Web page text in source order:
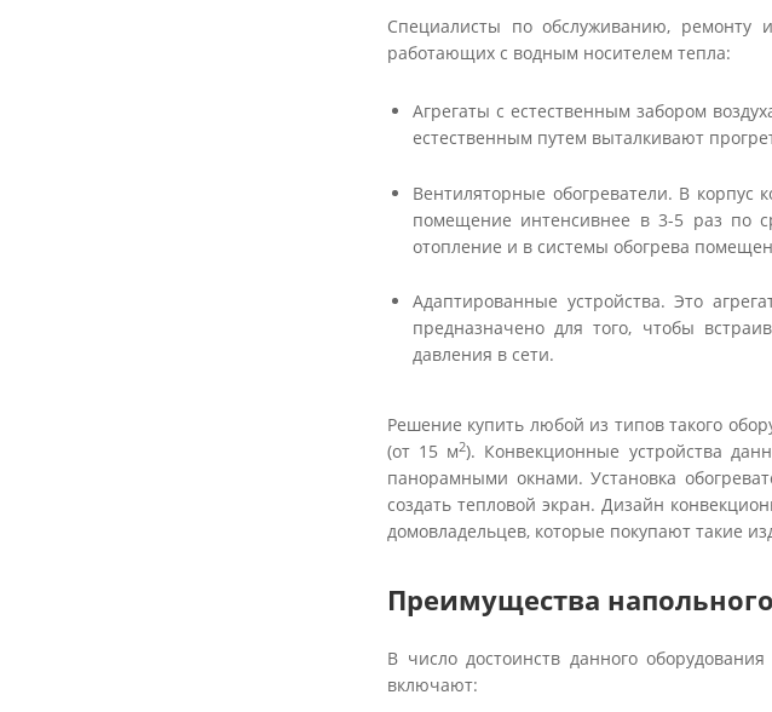
Специалисты по обслуживанию, ремонту
работающих с водным носителем тепла:
Агрегаты с естественным забором
естественным путем выталкивают
Вентиляторные обогреватели. В корпус
помещение интенсивнее в 3-5 раз по
отопление и в системы обогрева
Адаптированные устройства. Это
предназначено для того, чтобы
давления в сети.
Решение купить любой из типов такого
(от 15 м2). Конвекционные устройства
панорамными окнами. Установка
создать тепловой экран. Дизайн
домовладельцев, которые покупают такие
Преимущества
В число достоинств данного
включают: